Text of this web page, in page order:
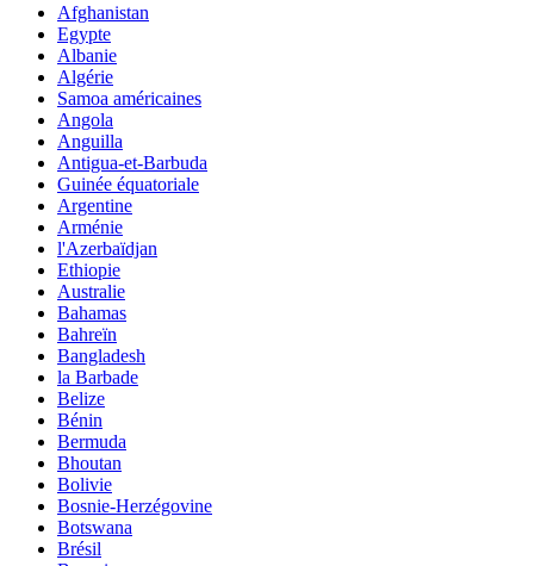
Afghanistan
Egypte
Albanie
Algérie
Samoa américaines
Angola
Anguilla
Antigua-et-Barbuda
Guinée équatoriale
Argentine
Arménie
l'Azerbaïdjan
Ethiopie
Australie
Bahamas
Bahreïn
Bangladesh
la Barbade
Belize
Bénin
Bermuda
Bhoutan
Bolivie
Bosnie-Herzégovine
Botswana
Brésil